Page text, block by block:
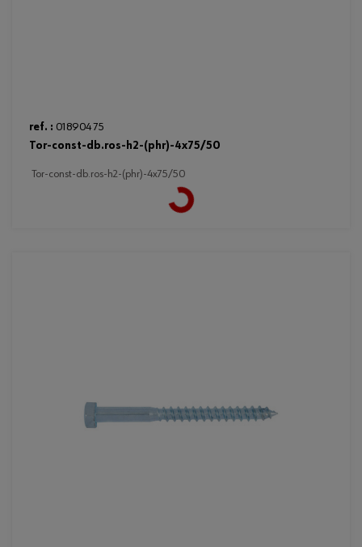
ref. : 018904 75
tor-const-db.ros-h2-(phr)-4x75/50
tor-const-db.ros-h2-(phr)-4x75/50Loading...